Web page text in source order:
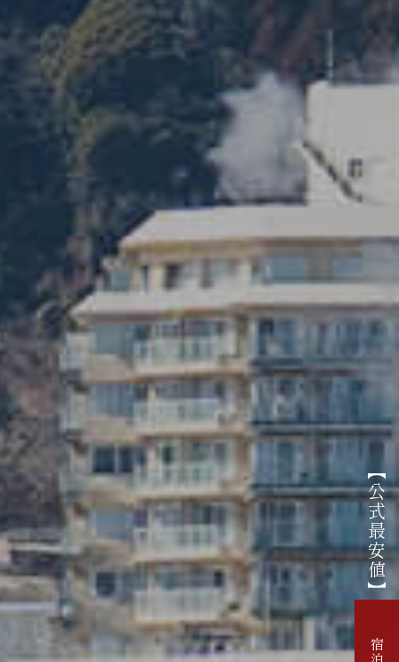
【公式最安値】